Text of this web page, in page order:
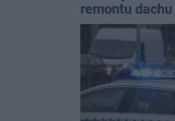
remontu
gimastycznej